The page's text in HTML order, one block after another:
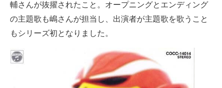
輔さんが抜擢されたこと。オープニングとエンディング
の主題歌も嶋さんが担当し、出演者が主題歌を歌うこと
もシリーズ初となりました。